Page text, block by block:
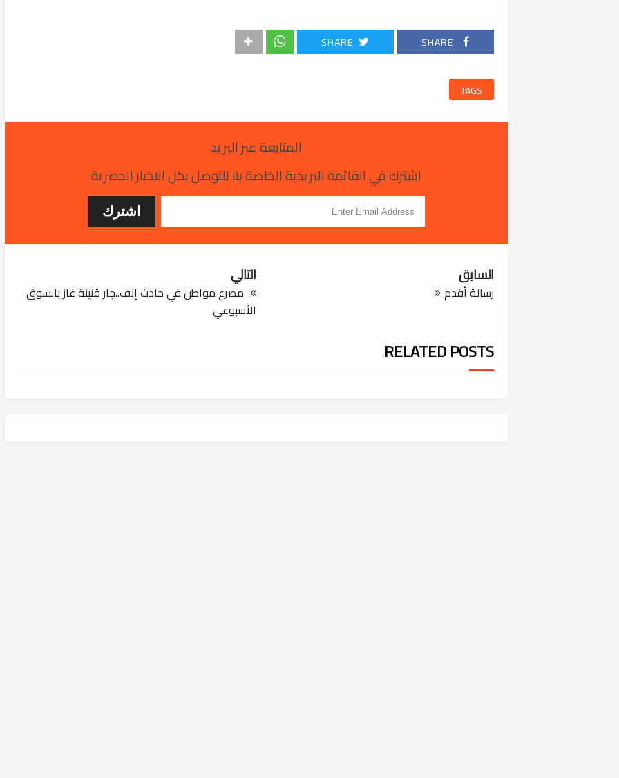
SHARE
SHARE
TAGS
المتابعة عبر البريد
اشترك في القائمة البريدية الخاصة بنا للتوصل بكل الاخبار الحصرية
التالي
مصرع مواطن في حادث إنف..جار قنينة غاز بالسوق
الأسبوعي
السابق
رسالة أقدم
RELATED POSTS